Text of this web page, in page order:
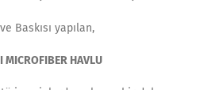
Baskısı yapılan,
MICROFIBER HAVLU